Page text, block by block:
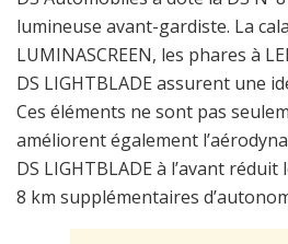
lumineuse avant-gardiste. La
LUMINASCREEN, les phares à
DS LIGHTBLADE assurent une
Ces éléments ne sont pas
améliorent également
DS LIGHTBLADE à l’avant réduit
8 km supplémentaires